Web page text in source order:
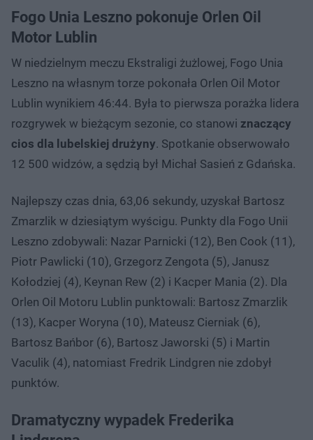
Fogo Unia Leszno pokonuje Orlen Oil
Motor Lublin
W niedzielnym meczu Ekstraligi żużlowej, Fogo Unia
Leszno na własnym torze pokonała Orlen Oil Motor
Lublin wynikiem 46:44. Była to pierwsza porażka lidera
rozgrywek w bieżącym sezonie, co stanowi znaczący
cios dla lubelskiej drużyny. Spotkanie obserwowało
12 500 widzów, a sędzią był Michał Sasień z Gdańska.
Najlepszy czas dnia, 63,06 sekundy, uzyskał Bartosz
Zmarzlik w dziesiątym wyścigu. Punkty dla Fogo Unii
Leszno zdobywali: Nazar Parnicki (12), Ben Cook (11),
Piotr Pawlicki (10), Grzegorz Zengota (5), Janusz
Kołodziej (4), Keynan Rew (2) i Kacper Mania (2). Dla
Orlen Oil Motoru Lublin punktowali: Bartosz Zmarzlik
(13), Kacper Woryna (10), Mateusz Cierniak (6),
Bartosz Bańbor (6), Bartosz Jaworski (5) i Martin
Vaculik (4), natomiast Fredrik Lindgren nie zdobył
punktów.
Dramatyczny wypadek Frederika